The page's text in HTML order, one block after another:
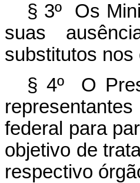
§ 3º Os
suas
substitutos nos
§ 4º O
federal para
objetivo de
respectivo